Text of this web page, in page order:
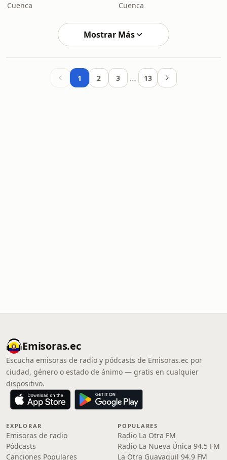
Cuenca Cuenca
Mostrar Más
1 2 3 … 13
Emisoras.ec
Escucha emisoras de radio y pódcasts de Emisoras.ec por
ciudad, género o estado de ánimo — gratis en cualquier
dispositivo.
EXPLORAR
Emisoras de radio
Pódcasts
Canciones Populares
POPULARES
Radio La Otra FM
Radio La Nueva Única 94.5 FM
La Otra Guayaquil 94.9 FM